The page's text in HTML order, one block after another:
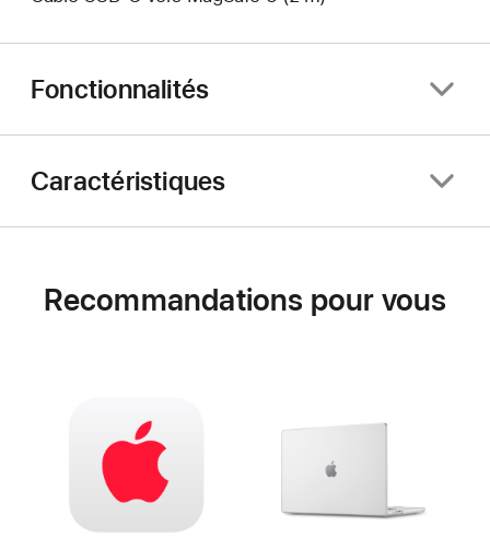
Fonctionnalités
Caractéristiques
Recommandations pour vous